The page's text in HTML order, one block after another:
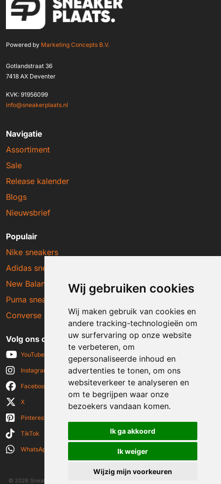
Wij gebruiken cookies
Wij maken gebruik van cookies en
andere tracking-technologieën om
uw surfervaring op onze website
te verbeteren, om
gepersonaliseerde inhoud en
advertenties te tonen, om ons
websiteverkeer te analyseren en
om te begrijpen waar onze
bezoekers vandaan komen.
Ik ga akkoord
Ik weiger
Wijzig mijn voorkeuren
Powered by Marketing Concepts B.V.
Gotlandstraat 36
7418 AX Deventer
KVK: 91956099
info@sneakerplaats.nl
Navigatie
Assortiment
Sale
Release kalender
Blogs
Nieuwsbrief
Populair
Nike sneakers
Adidas sneakers
New Balance sneakers
Puma sneakers
Converse sneakers
Volg ons op social media
YouTube
Instagram
Facebook
X
Pinterest
TikTok
WhatsApp
© 2026 Sneakerplaats.nl